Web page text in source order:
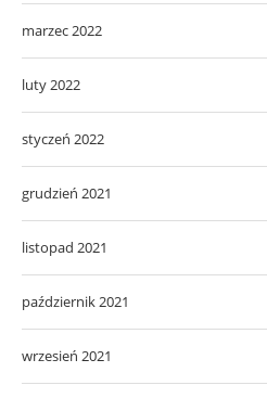
marzec 2022
luty 2022
styczeń 2022
grudzień 2021
listopad 2021
październik 2021
wrzesień 2021